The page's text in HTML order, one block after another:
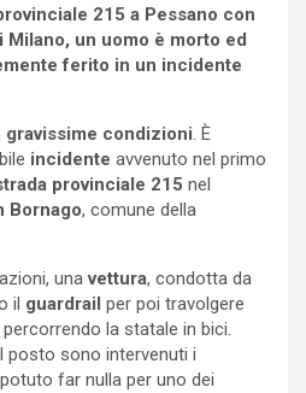
215 a Pessano con
Milano, un uomo è morto ed
ferito in un incidente
gravissime condizioni. È
incidente avvenuto nel primo
provinciale 215 nel
Bornago, comune della
unavettura, condotta da
il guardrail per poi travolgere
la statale in bici.
posto sono intervenuti i
far nulla per uno dei